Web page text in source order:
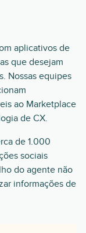
aplicativos de
que desejam
Nossas equipes
ao Marketplace
de CX.
de 1.000
sociais
do agente não
informações de